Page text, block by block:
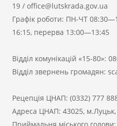
19 / office@lutskrada.gov.ua
Графік роботи: ПН-ЧТ
16:15, перерва 13:00—13:45
Відділ комунікацій «15-80»:
Відділ звернень громадян:
Рецепція ЦНАП: (0332) 777
Адреса ЦНАП: 43025, м.Луцьк,